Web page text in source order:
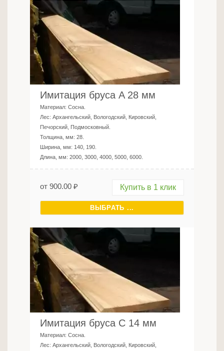
Имитация бруса A 28 мм
Материал: Сосна
Лес: Архангельский, Вологодский, Кировский,
Печорский, Подмосковный
Толщина, мм: 28
Ширина, мм: 140, 190
Длина, мм: 2000, 3000, 4000, 5000, 6000
от 900.00 ₽ Купить в 1 клик
ВЫБРАТЬ ...
Имитация бруса C 14 мм
Материал: Сосна
Лес: Архангельский, Вологодский, Кировский,